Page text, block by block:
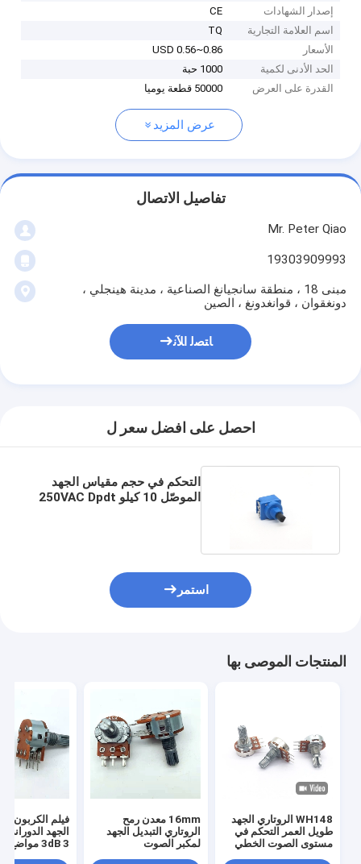
إصدار الشهادات
CE
اسم العلامة التجارية
TQ
الأسعار
USD 0.56~0.86
الحد الأدنى لكمية
1000 حبة
القدرة على العرض
50000 قطعة يوميا
عرض المزيد
تفاصيل الاتصال
Mr. Peter Qiao
19303909993
مبنى 18 ، منطقة سانجيانغ الصناعية ، مدينة هينجلي ،
دونغقوان ، قوانغدونغ ، الصين
ﺎﺘﺼﻟ ﺍﻶﻧ
احصل على افضل سعر ل
التحكم في حجم مقياس الجهد
الموصّل 10 كيلو 250VAC Dpdt
استمر
المنتجات الموصى بها
WH148 الروتاري الجهد
طويل العمر التحكم في
مستوى الصوت الخطي
16mm معدن رمح
الروتاري التبديل الجهد
لمكبر الصوت
فيلم الكربون
الجهد الدوراني